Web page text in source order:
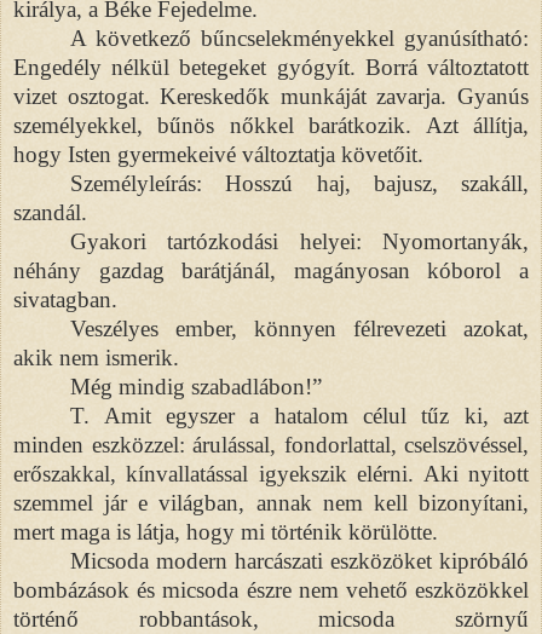
királya, a Béke Fejedelme.
A következő bűncselekményekkel gyanúsítható:
Engedély nélkül betegeket gyógyít. Borrá változtatott
vizet osztogat. Kereskedők munkáját zavarja. Gyanús
személyekkel, bűnös nőkkel barátkozik. Azt állítja,
hogy Isten gyermekeivé változtatja követőit.
Személyleírás: Hosszú haj, bajusz, szakáll,
szandál.
Gyakori tartózkodási helyei: Nyomortanyák,
néhány gazdag barátjánál, magányosan kóborol a
sivatagban.
Veszélyes ember, könnyen félrevezeti azokat,
akik nem ismerik.
Még mindig szabadlábon!”
T. Amit egyszer a hatalom célul tűz ki, azt
minden eszközzel: árulással, fondorlattal, cselszövéssel,
erőszakkal, kínvallatással igyekszik elérni. Aki nyitott
szemmel jár e világban, annak nem kell bizonyítani,
mert maga is látja, hogy mi történik körülötte.
Micsoda modern harcászati eszközöket kipróbáló
bombázások és micsoda észre nem vehető eszközökkel
történő robbantások, micsoda szörnyű